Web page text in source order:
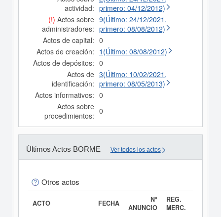
actividad: primero: 04/12/2012)
(!) Actos sobre
administradores:
9(Último: 24/12/2021,
primero: 08/08/2012)
Actos de capital: 0
Actos de creación: 1(Último: 08/08/2012)
Actos de depósitos: 0
Actos de
identificación:
3(Último: 10/02/2021,
primero: 08/05/2013)
Actos informativos: 0
Actos sobre
procedimientos: 0
Últimos Actos BORME Ver todos los actos
Otros actos
ACTO FECHA
Nº
ANUNCIO
REG.
MERC.